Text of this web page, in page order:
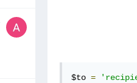
$to =